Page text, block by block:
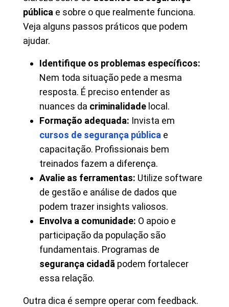
pública e sobre o que realmente funciona.
Veja alguns passos práticos que podem
ajudar.
Identifique os problemas específicos:
Nem toda situação pede a mesma
resposta. É preciso entender as
nuances da criminalidade local.
Formação adequada: Invista em
cursos de segurança pública e
capacitação. Profissionais bem
treinados fazem a diferença.
Avalie as ferramentas: Utilize software
de gestão e análise de dados que
podem trazer insights valiosos.
Envolva a comunidade: O apoio e
participação da população são
fundamentais. Programas de
segurança cidadã podem fortalecer
essa relação.
Outra dica é sempre operar com feedback.